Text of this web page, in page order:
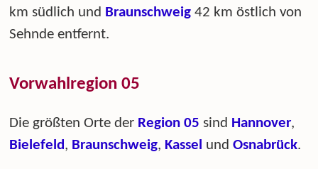
km südlich und Braunschweig 42 km östlich von
Sehnde entfernt.
Vorwahlregion 05
Die größten Orte der Region 05 sind Hannover,
Bielefeld, Braunschweig, Kassel undOsnabrück.